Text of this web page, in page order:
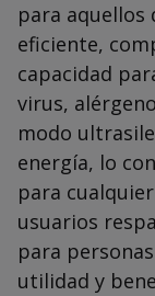
para aquellos
eficiente,
capacidad
virus,
modo
energía, lo
para
usuarios
para
utilidad y